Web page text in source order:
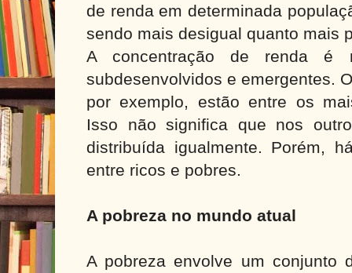
de renda em determinada
sendo mais desigual quanto mais
A concentração de renda é
subdesenvolvidos e emergentes.
por exemplo, estão entre os
Isso não significa que nos
distribuída igualmente. Porém,
entre ricos e pobres.
A pobreza no mundo atual
A pobreza envolve um conjunto